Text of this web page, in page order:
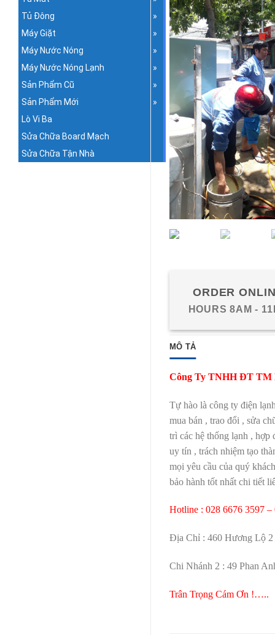
Tủ Đông
Máy Giặt
Máy Nước Nóng
Máy Nước Nóng Lạnh
Sản Phẩm Cũ
Sản Phẩm Mới
Lò Vi Ba
Sửa Chữa Board Mạch
Sửa Chữa Tận Nhà
ORDER
HOURS 8AM -
MÔ TẢ
Công Ty TNHH ĐT TM
Tự hào là công ty điện
mua bán , trao đổi , sửa
trì các hệ thống lạnh ,
uy tín , trách nhiệm tạo
mọi yêu cầu của quý
bảo hành tốt nhất chi tiết
Hotline : 028 6676 3597 –
Địa Chỉ : 460 Hương Lộ
Chi Nhánh 2 : 49 Phan
Trân Trọng Cám Ơn !…..